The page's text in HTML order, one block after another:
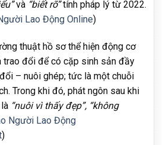
và “biết rõ”tính pháp lý từ 2022.
Lao Động Online)
thuật hồ sơ thể hiện động cơ
trao đổi để có cặp sinh sản đầy
– nuôi ghép; tức là một chuỗi
Trong khi đó, phát ngôn sau khi
“nuôi vì thấy đẹp”, “không
Người Lao Động
)